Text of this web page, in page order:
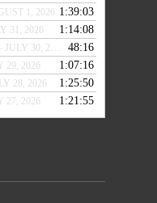
1, 2026 1:39:03
31, 2026
1:14:08
JULY 30, 2026
48:16
29, 2026
1:07:16
28, 2026
1:25:50
27, 2026 1:21:55